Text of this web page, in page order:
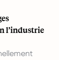
l’industrie